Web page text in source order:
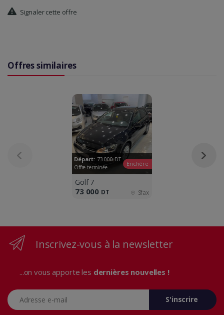
Signaler cette offre
Offres similaires
Départ: 73 000DT
Offre terminée
Enchère
Golf 7
73 000 DT Sfax
Inscrivez-vous à la newsletter
...on vous apporte les dernières nouvelles !
Adresse e-mail
S'inscrire